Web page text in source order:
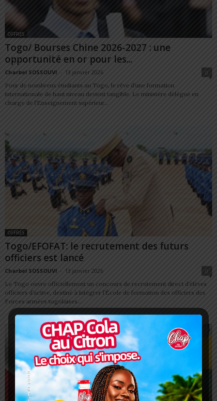
OFFRES
Togo/ Bourses Chine 2026-2027 : une
opportunité en or pour les...
Charbel SOSSOUVI - 13 janvier 2026
0
Pour de nombreux étudiants au Togo, le rêve d’une formation
internationale de haut niveau devient tangible. Le ministère délégué en
charge de l’Enseignement supérieur...
OFFRES
Togo/EFOFAT: le recrutement des futurs
officiers est lancé
Charbel SOSSOUVI - 13 janvier 2026
0
Le Togo ouvre officiellement un concours de recrutement direct d’élèves
officiers d’active, destiné à intégrer l’École de formation des officiers des
Forces armées togolaises...